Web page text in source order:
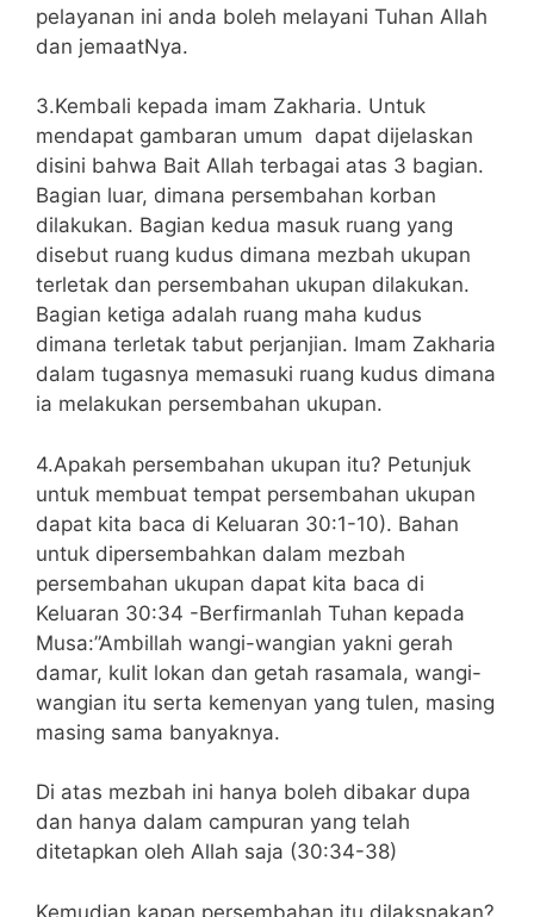
pelayanan ini anda boleh melayani Tuhan Allah
dan jemaatNya.
3.Kembali kepada imam Zakharia. Untuk
mendapat gambaran umum dapat dijelaskan
disini bahwa Bait Allah terbagai atas 3 bagian.
Bagian luar, dimana persembahan korban
dilakukan. Bagian kedua masuk ruang yang
disebut ruang kudus dimana mezbah ukupan
terletak dan persembahan ukupan dilakukan.
Bagian ketiga adalah ruang maha kudus
dimana terletak tabut perjanjian. Imam Zakharia
dalam tugasnya memasuki ruang kudus dimana
ia melakukan persembahan ukupan.
4.Apakah persembahan ukupan itu? Petunjuk
untuk membuat tempat persembahan ukupan
dapat kita baca di Keluaran 30:1-10). Bahan
untuk dipersembahkan dalam mezbah
persembahan ukupan dapat kita baca di
Keluaran 30:34 -Berfirmanlah Tuhan kepada
Musa:”Ambillah wangi-wangian yakni gerah
damar, kulit lokan dan getah rasamala, wangi-
wangian itu serta kemenyan yang tulen, masing
masing sama banyaknya.
Di atas mezbah ini hanya boleh dibakar dupa
dan hanya dalam campuran yang telah
ditetapkan oleh Allah saja (30:34-38)
Kemudian kapan persembahan itu dilaksnakan?